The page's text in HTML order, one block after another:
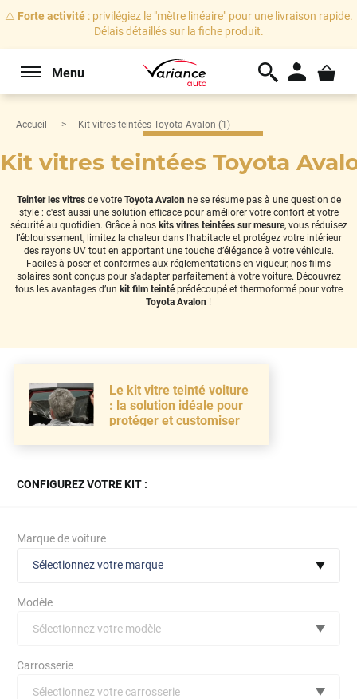
⚠️ Forte activité: privilégiez le "mètre linéaire" pour une livraison rapide.
Délais détaillés sur la fiche produit.
Menu
Accueil Kit vitres teintées Toyota Avalon (1)
Kit vitres teintées Toyota
Teinter les vitresde votre Toyota Avalon ne se résume pas à une question de
style : c'est aussi une solution efficace pour améliorer votre confort et votre
sécurité au quotidien. Grâce à nos kits vitres teintées sur mesure, vous réduisez
l’éblouissement, limitez la chaleur dans l’habitacle et protégez votre intérieur
des rayons UV tout en apportant une touche d’élégance à votre véhicule.
Faciles à poser et conformes aux réglementations en vigueur, nos films
solaires sont conçus pour s’adapter parfaitement à votre voiture. Découvrez
tous les avantages d’un kit film teintéprédécoupé et thermoformé pour votre
Toyota Avalon !
Le kit vitre teinté voiture
: la solution idéale pour
protéger et customiser
CONFIGUREZ VOTRE KIT :
Marque de voiture
Sélectionnez votre marque
Modèle
Sélectionnez votre modèle
Carrosserie
Sélectionnez votre carrosserie